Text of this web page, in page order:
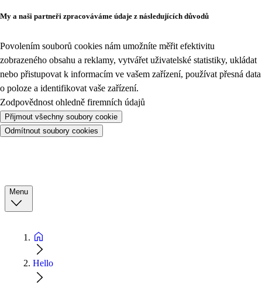
My a naši partneři zpracováváme údaje z následujících důvodů
Povolením souborů cookies nám umožníte měřit efektivitu
zobrazeného obsahu a reklamy, vytvářet uživatelské statistiky, ukládat
nebo přistupovat k informacím ve vašem zařízení, používat přesná data
o poloze a identifikovat vaše zařízení.
Zodpovědnost ohledně firemních údajů
Přijmout všechny soubory cookie
Odmítnout soubory cookies
Menu
Hello